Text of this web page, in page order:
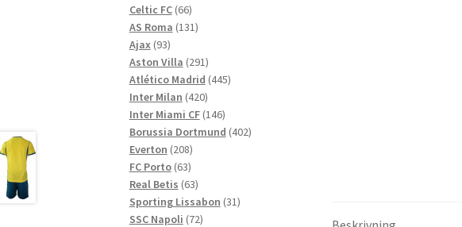
Celtic FC 6666
produkter
AS Roma 131131
Ajax 9393
produkter
Aston Villa 291291
produkter
Atlético Madrid 445445
Inter Milan 420420
produkter
Inter Miami CF 146146
produkter
Borussia Dortmund 402402
Everton 208208
produkter
FC Porto 6363
produkter
Real Betis 6363
produkter
Sporting Lissabon 3131
SSC Napoli 7272